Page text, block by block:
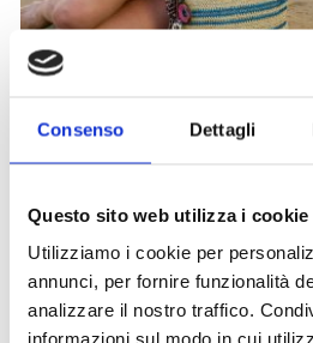
Consenso Dettagli
Questo sito web utilizza i cookie
Utilizziamo i cookie per
annunci, per fornire funzionalità
analizzare il nostro traffico.
informazioni sul modo in cui
CARPISA